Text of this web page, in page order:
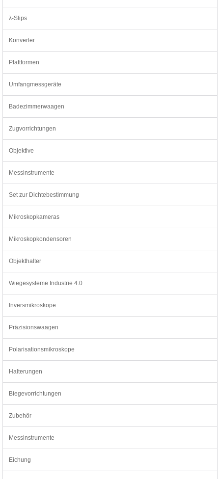
λ-Slips
Konverter
Plattformen
Umfangmessgeräte
Badezimmerwaagen
Zugvorrichtungen
Objektive
Messinstrumente
Set zur Dichtebestimmung
Mikroskopkameras
Mikroskopkondensoren
Objekthalter
Wiegesysteme Industrie 4.0
Inversmikroskope
Präzisionswaagen
Polarisationsmikroskope
Halterungen
Biegevorrichtungen
Zubehör
Messinstrumente
Eichung